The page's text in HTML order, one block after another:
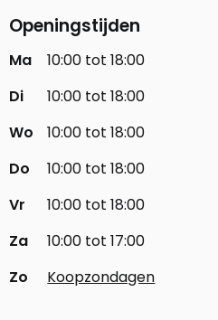
Openingstijden
Ma
10:00 tot 18:00
Di
10:00 tot 18:00
Wo
10:00 tot 18:00
Do
10:00 tot 18:00
Vr
10:00 tot 18:00
Za
10:00 tot 17:00
Zo
Koopzondagen